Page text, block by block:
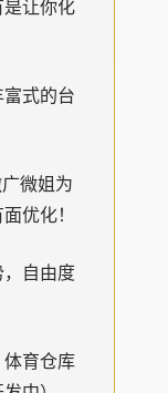
让你化
式的台
微姐为
优化！
自由度
育仓库